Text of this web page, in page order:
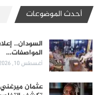
أحدث الموضوعات
السودان..
المواصفات…
أغسطس 10, 2026
عثمان ميرغني